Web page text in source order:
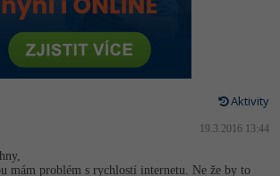
CSS3, Bootstrap, SEO
databáze
návrhové vzory
CSS
mobilních aplikací
na AI a bigdata
-80%
-80%
gramotnost
-30%
-80%
Illustrator -80%
XD
Aktivity
19.3.2016 13:44
mám problém s rychlostí internetu. Ne že by to